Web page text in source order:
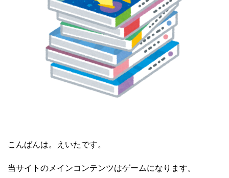
こんばんは。えいたです。
当サイトのメインコンテンツはゲームになります。